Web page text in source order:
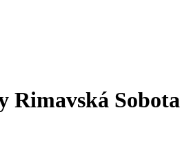
Rimavská Sobota